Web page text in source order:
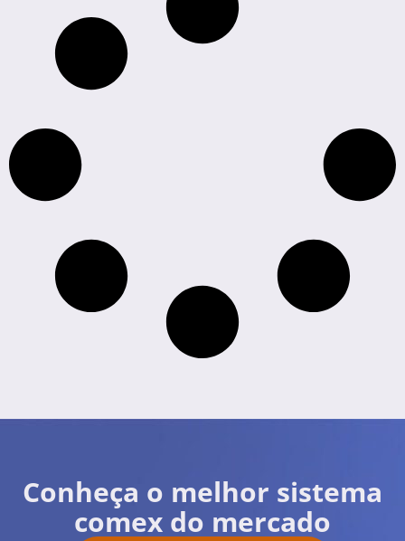
Conheça o melhor sistema
comex do mercado